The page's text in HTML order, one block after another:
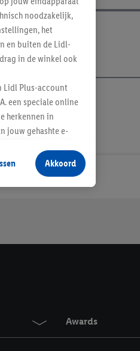
Awards
noodzakelijk,
het
en buiten de Lidl-
in de winkel ook
Lidl Plus-account
een speciale online
herkennen in
jouw gehashte e-
producten waarin je
te plaatsen
jouw gehashte e-
kunnen worden
vergelijkbare
Meer informatie,
Akkoord